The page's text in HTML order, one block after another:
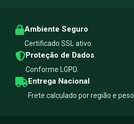
Ambiente Seguro
Certificado SSL ativo.
Proteção de Dados
Conforme LGPD.
Entrega Nacional
Frete calculado por região e peso.